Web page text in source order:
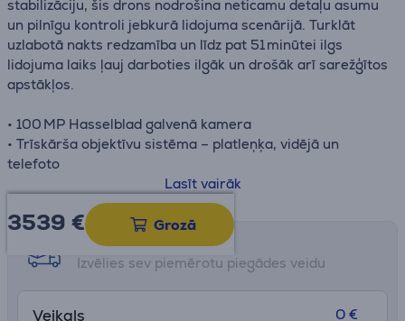
stabilizāciju, šis drons nodrošina neticamu detaļu asumu
un pilnīgu kontroli jebkurā lidojuma scenārijā. Turklāt
uzlabotā nakts redzamība un līdz pat 51 minūtei ilgs
lidojuma laiks ļauj darboties ilgāk un drošāk arī sarežģītos
apstākļos.
• 100 MP Hasselblad galvenā kamera
• Trīskārša objektīvu sistēma – platleņķa, vidējā un
telefoto
• 360° Infinity Gimbal stabilizācija
• 51 minūtes ilgs lidojuma laiks
• 0,1 lux daudzvirzienu nakts redzamība
Atļautā darbības frekvence dažādās valstīs un reģionos
Lasīt vairāk
3539 € Grozā
Saņemšanas iespējas
Izvēlies sev piemērotu piegādes veidu
Veikals
0 €